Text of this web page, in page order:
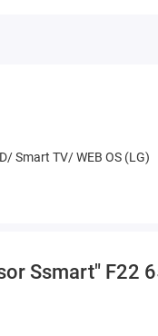
Smart TV/ WEB OS (LG)
Ssmart" F22